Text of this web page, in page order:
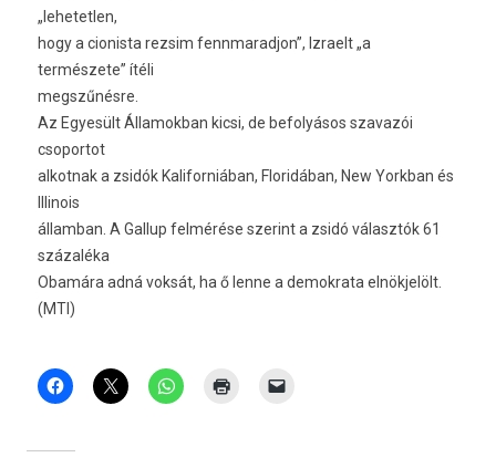
„lehetetlen,
hogy a cionista rezsim fennmaradjon”, Izraelt „a
természete” ítéli
megszűnésre.
Az Egyesült Államokban kicsi, de befolyásos szavazói
csoportot
alkotnak a zsidók Kaliforniában, Floridában, New Yorkban és
Illinois
államban. A Gallup felmérése szerint a zsidó választók 61
százaléka
Obamára adná voksát, ha ő lenne a demokrata elnökjelölt.
(MTI)